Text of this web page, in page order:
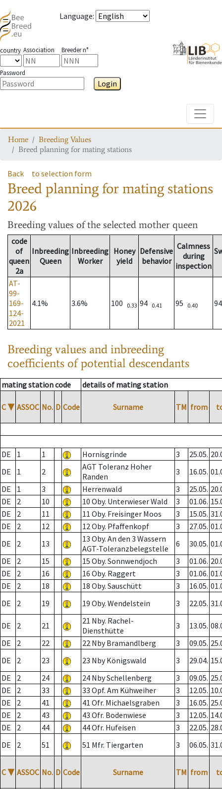
Language:
country Association Breeder n°
Password
Login
Home
Breeding Values
Breed planning for mating stations
Back to selection form
Breed planning for mating stations
2026
Breeding values of the selected mother queen
code
of
queen
2a
Inbreeding
Queen
Inbreeding
Worker
Honey
yield
Defensive
behavior
Calmness
during
inspection
AT-
99-
169-
124-
2021
4.1% 3.6% 100 0.33 94 0.41 95 0.40
Breeding values and inbreeding
coefficients of potential descendants
mating station code details of mating station
C ▼ ASSOC No. D Code Surname TM from
DE 1 1 Hornisgrinde 3 25.05.
DE
1 2
AGT Toleranz Hoher
Randen
3 16.05.
DE
1 3 Herrenwald 3 25.05.
DE
2 10 10 Oby. Unterwieser Wald 3 01.06.
DE
2 11 11 Oby. Freisinger Moos 3 15.05.
DE
2 12 12 Oby. Pfaffenkopf 3 27.05.
DE
2 13
13 Oby. An den 3 Wassern
AGT-Toleranzbelegstelle
6 30.05.
DE
2 15 15 Oby. Sonnwendjoch 3 01.06.
DE
2 16 16 Oby. Raggert 3 01.06.
DE
2 18 18 Oby. Sauschütt 3 16.05.
DE
2 19 19 Oby. Wendelstein 3 22.05.
DE 2 21
21 Nby. Rachel-
Diensthütte
3 13.05.
DE
2 22 22 Nby Bramandlberg 3 09.05.
DE
2 23 23 Nby Königswald 3 29.04.
DE
2 24 24 Nby Schellenberg 3 09.05.
DE
2 33 33 Opf. Am Kühweiher 3 12.05.
DE
2 41 41 Ofr. Michaelsgraben 3 16.05.
DE
2 43 43 Ofr. Bodenwiese 3 12.05.
DE
2 44 44 Ofr. Hufeisen 3 22.05.
DE
2 51 51 Mfr. Tiergarten 3 06.05.
C ▼ ASSOC No. D Code Surname TM from